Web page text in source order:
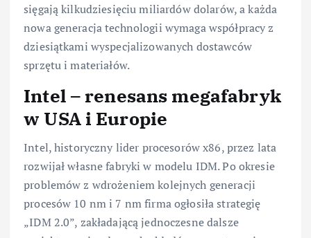
sięgają kilkudziesięciu miliardów dolarów, a każda
nowa generacja technologii wymaga współpracy z
dziesiątkami wyspecjalizowanych dostawców
sprzętu i materiałów.
Intel – renesans megafabryk
w USA i Europie
Intel, historyczny lider procesorów x86, przez lata
rozwijał własne fabryki w modelu IDM. Po okresie
problemów z wdrożeniem kolejnych generacji
procesów 10 nm i 7 nm firma ogłosiła strategię
„IDM 2.0”, zakładającą jednoczesne dalsze